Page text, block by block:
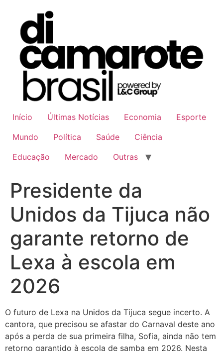
conteúdo
Início Últimas Notícias Economia
Esporte
Mundo
Política Saúde
Ciência
Educação
Mercado Outras
Presidente da
Unidos da Tijuca não
garante retorno de
Lexa à escola em
2026
O futuro de Lexa na Unidos da Tijuca segue incerto. A
cantora, que precisou se afastar do Carnaval deste ano
após a perda de sua primeira filha, Sofia, ainda não tem
retorno garantido à escola de samba em 2026. Nesta